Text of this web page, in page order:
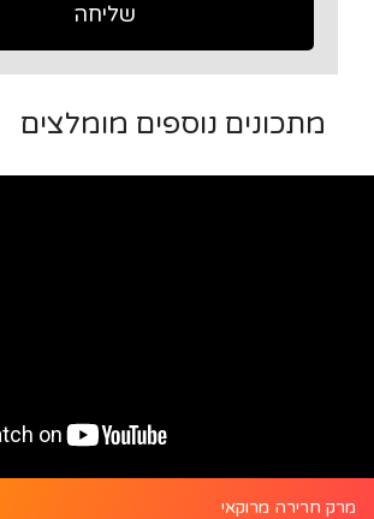
שליחה
מתכונים נוספים מומלצים
מרק חרירה מרוקאי